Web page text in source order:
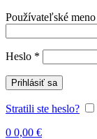
Používateľské
Heslo *
Prihlásiť sa
Stratili ste heslo?
0 0,00 €